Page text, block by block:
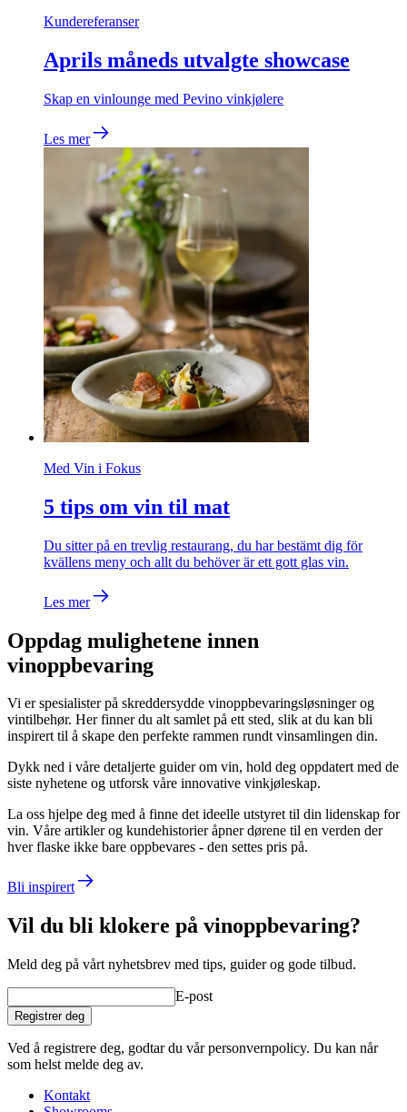
Kundereferanser
Aprils måneds utvalgte showcase
Skap en vinlounge med Pevino vinkjølere
Les mer
Med Vin i Fokus
5 tips om vin til mat
Du sitter på en trevlig restaurang, du har bestämt dig för
kvällens meny och allt du behöver är ett gott glas vin.
Les mer
Oppdag mulighetene innen
vinoppbevaring
Vi er spesialister på skreddersydde vinoppbevaringsløsninger og
vintilbehør. Her finner du alt samlet på ett sted, slik at du kan bli
inspirert til å skape den perfekte rammen rundt vinsamlingen din.
Dykk ned i våre detaljerte guider om vin, hold deg oppdatert med de
siste nyhetene og utforsk våre innovative vinkjøleskap.
La oss hjelpe deg med å finne det ideelle utstyret til din lidenskap for
vin. Våre artikler og kundehistorier åpner dørene til en verden der
hver flaske ikke bare oppbevares - den settes pris på.
Bli inspirert
Vil du bli klokere på vinoppbevaring?
Meld deg på vårt nyhetsbrev med tips, guider og gode tilbud.
E-post
Registrer deg
Ved å registrere deg, godtar du vår personvernpolicy. Du kan når
som helst melde deg av.
Kontakt